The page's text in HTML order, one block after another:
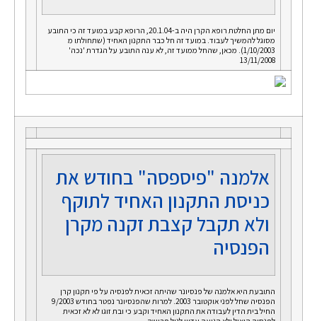
יום מתן החלטת רופא הקרן היה ב-20.1.04, הרופא קבע במועד זה כי התובע
מסוגל להמשיך לעבוד. במועד זה חל כבר התקנון האחיד (שתחולתו מ
1/10/2003). מכאן, שהחל ממועד זה, לא ענה התובע על הגדרת 'נכה'
13/11/2008
אלמנה "פיספסה" בחודש את
כניסת התקנון האחיד לתוקף
ולא תקבל קצבת זקנה מקרן
הפנסיה
התובעת היא אלמנה של פנסיונר שהיתה זכאית לפנסיה על פי תקנון קרן
הפנסיה שחל לפני אוקטובר 2003. למרות שהפנסיונר נפטר בחודש 9/2003
החיל בית הדין לעבודה את התקנון האחיד וקבע כי ובת זוגו לא לא זכאית